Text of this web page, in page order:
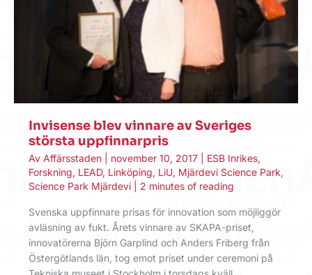
Invisense blev vinnare av Sveriges
största uppfinnarpris
Av Affärsstaden november 10, 2017 ESB Inrikes,
Forskning, LEAD, Linköping, LiU, Mjärdevi Science Park,
Science Park Mjärdevi
2 minutes of reading
Svenska uppfinnare prisas för innovation som möjliggör
avläsning av fukt. Årets vinnare av SKAPA-priset,
innovatörerna Björn Garplind och Anders Friberg från
Östergötlands län, tog emot priset under ceremoni på